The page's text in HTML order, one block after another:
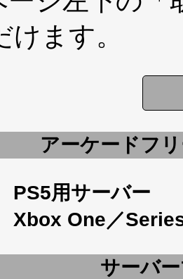
けます。
アーケードフ
PS5用サーバー
Xbox One／
サーバ